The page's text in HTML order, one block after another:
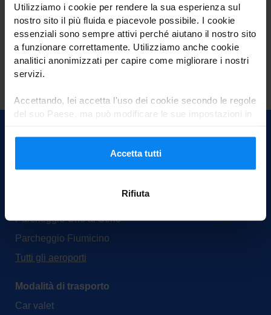
Utilizziamo i cookie per rendere la sua esperienza sul
nostro sito il più fluida e piacevole possibile. I cookie
essenziali sono sempre attivi perché aiutano il nostro sito
a funzionare correttamente. Utilizziamo anche cookie
analitici anonimizzati per capire come migliorare i nostri
servizi.
Accettando, lei accetta l'uso dei cookie secondo le regole
del suo Paese, ma può modificare le sue impostazioni in
Informativa sulla privacy.
Accetta tutti
Rifiuta
noleggio di autoveicoli, alla ristorazione o a servizi
connessi ad attività del tempo libero, qualora il contratto
preveda una data o un periodo specifico di esecuzione.
Scarica il modulo di recesso
Parcheggio Orio al Serio
Parcheggio Fiumicino
Tutti gli aeroporti
Modalità di trasporto
Car valet